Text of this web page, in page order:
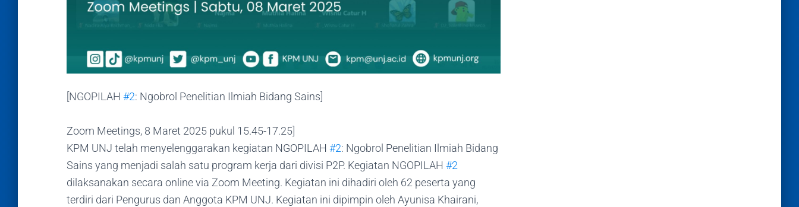
[NGOPILAH #2: Ngobrol Penelitian Ilmiah Bidang Sains]
Zoom Meetings, 8 Maret 2025 pukul 15.45-17.25]
KPM UNJ telah menyelenggarakan kegiatan NGOPILAH #2: Ngobrol Penelitian Ilmiah Bidang
Sains yang menjadi salah satu program kerja dari divisi P2P. Kegiatan NGOPILAH #2
dilaksanakan secara online via Zoom Meeting. Kegiatan ini dihadiri oleh 62 peserta yang
terdiri dari Pengurus dan Anggota KPM UNJ. Kegiatan ini dipimpin oleh Ayunisa Khairani,